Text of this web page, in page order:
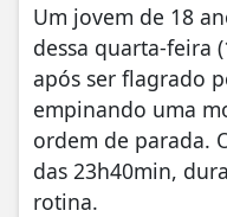
Um jovem de 18
dessa quarta-feira
após ser flagrado
empinando uma
ordem de parada.
das 23h40min,
rotina.